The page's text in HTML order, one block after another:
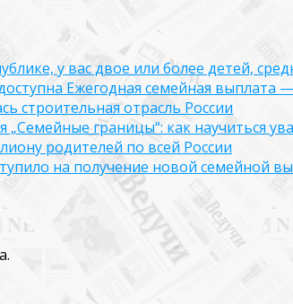
у вас двое или более детей,
Ежегодная семейная
строительная отрасль России
„Семейные границы“: как научиться
родителей по всей России
на получение новой семейной